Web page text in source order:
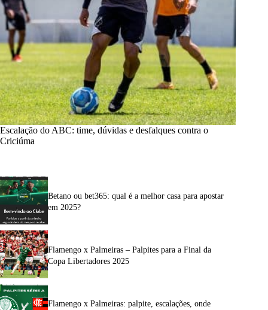
Escalação do ABC: time, dúvidas e desfalques contra o
Criciúma
Betano ou bet365: qual é a melhor casa para apostar
em 2025?
Flamengo x Palmeiras – Palpites para a Final da
Copa Libertadores 2025
Flamengo x Palmeiras: palpite, escalações, onde